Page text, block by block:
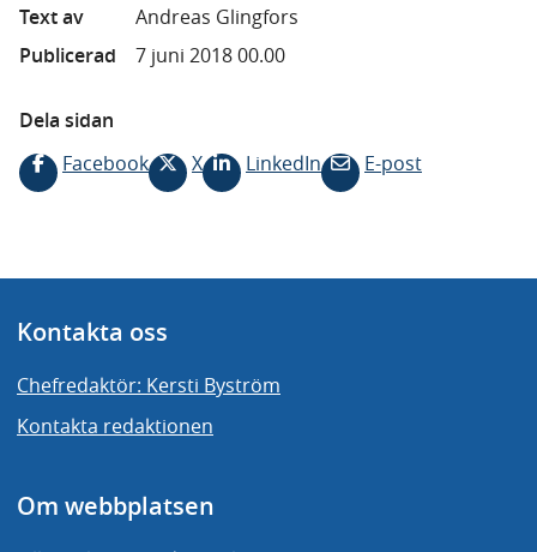
Text av
Andreas Glingfors
Publicerad
7 juni 2018 00.00
Dela sidan
Facebook
X LinkedIn E-post
Kontakta oss
Chefredaktör: Kersti Byström
Kontakta redaktionen
Om webbplatsen